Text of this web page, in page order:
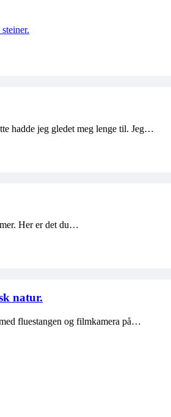
hadde jeg gledet meg lenge til. Jeg…
Her er det du…
natur.
fluestangen og filmkamera på…